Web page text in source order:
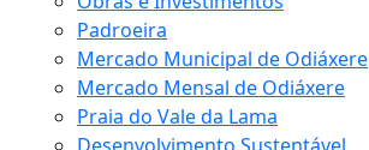
Padroeira
Mercado Municipal de Odiáxere
Mercado Mensal de Odiáxere
Praia do Vale da Lama